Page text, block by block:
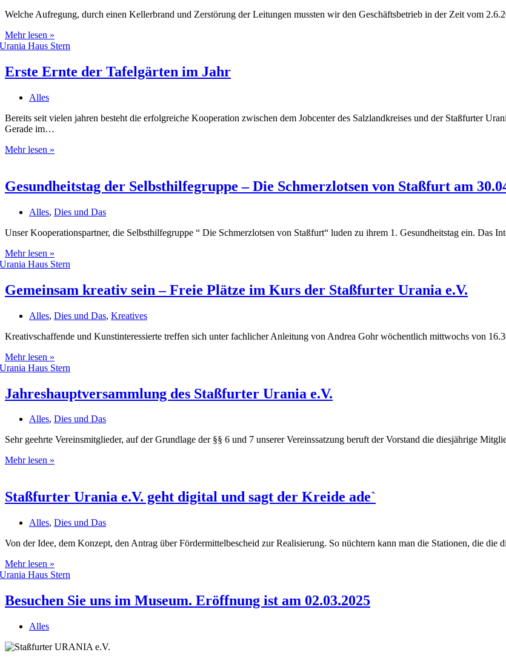
Welche Aufregung, durch einen Kellerbrand und Zerstörung der Leitungen mussten wir den Geschäftsbetrieb in der Zeit vom
Mehr lesen »
sind
Erste Ernte der Tafelgärten im Jahr
Alles
Bereits seit vielen jahren besteht die erfolgreiche Kooperation zwischen dem Jobcenter des Salzlandkreises und der Staßfurter
Gerade im…
Mehr lesen »
Tafelgärten
im
Gesundheitstag der Selbsthilfegruppe – Die Schmerzlotsen von Staßfurt am
Alles, Dies und Das
Unser Kooperationspartner, die Selbsthilfegruppe “ Die Schmerzlotsen von Staßfurt“ luden zu ihrem 1. Gesundheitstag ein. Das
Mehr lesen »
der
Die
von
am
Gemeinsam kreativ sein – Freie Plätze im Kurs der Staßfurter Urania e.V.
Alles, Dies und Das, Kreatives
Kreativschaffende und Kunstinteressierte treffen sich unter fachlicher Anleitung von Andrea Gohr wöchentlich mittwochs von
Mehr lesen »
kreativ
Freie
im
der
Urania
Jahreshauptversammlung des Staßfurter Urania e.V.
Alles, Dies und Das
Sehr geehrte Vereinsmitglieder, auf der Grundlage der §§ 6 und 7 unserer Vereinssatzung beruft der Vorstand die diesjährige
Mehr lesen »
Urania
e.V.
Staßfurter Urania e.V. geht digital und sagt der Kreide ade`
Alles, Dies und Das
Von der Idee, dem Konzept, den Antrag über Fördermittelbescheid zur Realisierung. So nüchtern kann man die Stationen, die
Mehr lesen »
Urania
geht
digital
Kreide
Besuchen Sie uns im Museum. Eröffnung ist am 02.03.2025
Alles